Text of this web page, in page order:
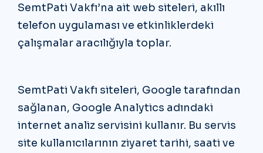
SemtPati Vakfı’na ait web siteleri, akıllı
telefon uygulaması ve etkinliklerdeki
çalışmalar aracılığıyla toplar.
SemtPati Vakfı siteleri, Google tarafından
sağlanan, Google Analytics adındaki
internet analiz servisini kullanır. Bu servis
site kullanıcılarının ziyaret tarihi, saati ve